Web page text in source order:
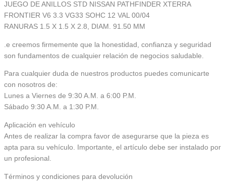
JUEGO DE ANILLOS STD NISSAN PATHFINDER XTERRA
FRONTIER V6 3.3 VG33 SOHC 12 VAL 00/04
RANURAS 1.5 X 1.5 X 2.8, DIAM. 91.50 MM
.e creemos firmemente que la honestidad, confianza y seguridad
son fundamentos de cualquier relación de negocios saludable.
Para cualquier duda de nuestros productos puedes comunicarte
con nosotros de:
Lunes a Viernes de 9:30 A.M. a 6:00 P.M.
Sábado 9:30 A.M. a 1:30 P.M.
Aplicación en vehículo
Antes de realizar la compra favor de asegurarse que la pieza es
apta para su vehículo. Importante, el artículo debe ser instalado por
un profesional.
Términos y condiciones para devolución